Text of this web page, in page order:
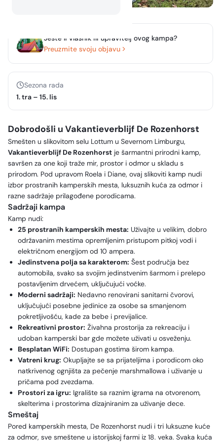
Jeste li vlasnik ili upravitelj ovog kampa?
Preuzmite svoju objavu
Sezona rada
1. tra – 15. lis
Dobrodošli u Vakantieverblijf De Rozenhorst
Smešten u slikovitom selu Lottum u Severnom Limburgu,
Vakantieverblijf De Rozenhorst je šarmantni prirodni kamp,
savršen za one koji traže mir, prostor i odmor u skladu s
prirodom. Pod upravom Roela i Diane, ovaj slikoviti kamp nudi
izbor prostranih kamperskih mesta, luksuznih kuća za odmor i
razne sadržaje prilagođene porodicama.
Sadržaji kampa
Kamp nudi:
25 prostranih kamperskih mesta: Uživajte u velikim, dobro
održavanim mestima opremljenim pristupom pitkoj vodi i
električnom energijom od 10 ampera.
Jedinstvena polja sa karakterom: Šest područja bez
automobila, svako sa svojim jedinstvenim šarmom i prelepo
postavljenim drvećem, uključujući voćke.
Moderni sadržaji: Nedavno renovirani sanitarni čvorovi,
uključujući posebne jedinice za osobe sa smanjenom
pokretljivošću, kade za bebe i previjalice.
Rekreativni prostor: Živahna prostorija za rekreaciju i
udoban kamperski bar gde možete uživati u osveženju.
Besplatan WiFi: Dostupan gostima širom kampa.
Vatreni krug: Okupljajte se sa prijateljima i porodicom oko
natkrivenog ognjišta za pečenje marshmallowa i uživanje u
pričama pod zvezdama.
Prostori za igru: Igralište sa raznim igrama na otvorenom,
skelterima i prostorima dizajniranim za uživanje dece.
Smeštaj
Pored kamperskih mesta, De Rozenhorst nudi i tri luksuzne kuće
za odmor, sve smeštene u istorijskoj farmi iz 18. veka. Svaka kuća